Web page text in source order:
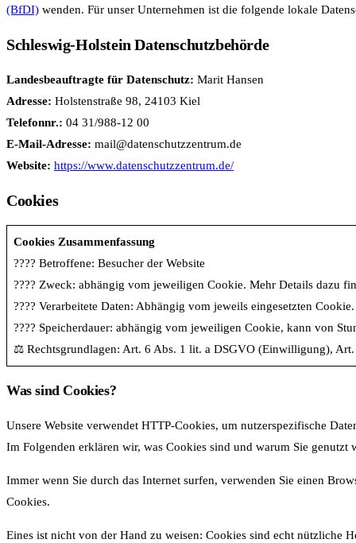
(BfDI) wenden. Für unser Unternehmen ist die folgende lokale
Schleswig-Holstein Datenschutzbehörde
Landesbeauftragte für Datenschutz: Marit Hansen
Adresse: Holstenstraße 98, 24103 Kiel
Telefonnr.: 04 31/988-12 00
E-Mail-Adresse: mail@datenschutzzentrum.de
Website: https://www.datenschutzzentrum.de/
Cookies
Cookies Zusammenfassung
???? Betroffene: Besucher der Website
???? Zweck: abhängig vom jeweiligen Cookie. Mehr Details dazu
???? Verarbeitete Daten: Abhängig vom jeweils eingesetzten
???? Speicherdauer: abhängig vom jeweiligen Cookie, kann von
⚖️ Rechtsgrundlagen: Art. 6 Abs. 1 lit. a DSGVO (Einwilligung),
Was sind Cookies?
Unsere Website verwendet HTTP-Cookies, um nutzerspezifische
Im Folgenden erklären wir, was Cookies sind und warum Sie genutzt
Immer wenn Sie durch das Internet surfen, verwenden Sie einen
Cookies.
Eines ist nicht von der Hand zu weisen: Cookies sind echt nützliche